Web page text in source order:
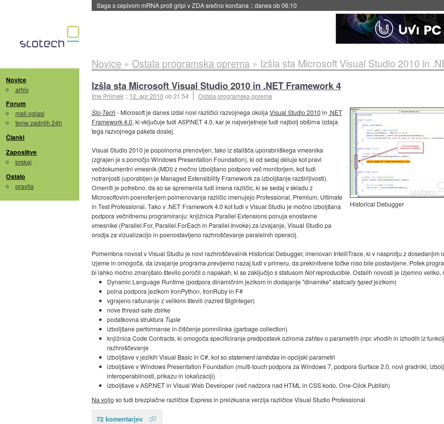
BMW v vozilih začel predvajati reklame::danes ob 06:09
Novice
arhiv
Forum
mali oglasi
teme zadnjih 24h
Članki
Zaposlitve
brskaj
Ostalo
pravila
Novice » Ostala programska oprema» Izšla sta Microsoft Visual Studio 2010 in
Izšla sta Microsoft Visual Studio 2010 in .NET Framework 4
Ime Priimek :: 12. apr 2010ob 21:54 Ostala programska oprema
Historical Debugger
Slo-Tech- Microsoft je danes izdal novi različici razvojnega okolja Visual Studio 2010in .NET
Framework 4.0, ki vključuje tudi ASP.NET 4.0, kar je najverjetneje tudi najbolj obširna izdaja
tega razvojnega paketa doslej.
Visual Studio 2010 je popolnoma prenovljen, tako iz stališča uporabniškega vmesnika
(zgrajen je s pomočjo Windows Presentation Foundation), ki od sedaj deluje kot pravi
večdokumentni vmesnik (MDI) z močno izboljšano podporo več monitorjem, kot tudi
notranjosti (uporabljen je Managed Extensibility Framework za izboljšanje razširljivosti).
Omeniti je potrebno, da so se spremenila tudi imena različic, ki se sedaj v skladu z
Microsoftovim poenotenjem poimenovanja različic imenujejo Professional, Premium, Ultimate
in Test Professional. Tako v .NET Framework 4.0 kot tudi v Visual Studiu je močno izboljšana
podpora večnitnemu programiranju: knjižnica Parallel Extensions ponuja enostavne
vmesnike (Parallel.For, Parallel.ForEach in Parallel.Invoke) za izvajanje, Visual Studio pa
orodja za vizualizacijo in poenostavljeno razhroščevanje paralelnih operacij.
Pomembna novost v Visual Studiu je novi razhroščevalnik Historical Debugger, imenovan IntelliTrace, ki v nasprotju z dosedanjim
izjeme in omogoča, da izvajanje programa previjemonazaj tudi v primeru, da prekinitvene točke niso bile postavljene. Potek
bi lahko močno zmanjšalo število poročil o napakah, ki se zaključijo s statusomNot reproducible. Ostalih novosti je izjemno
Dynamic Language Runtime (podpora dinamičnim jezikom in dodajanje "dinamike"statically typedjezikom)
polna podpora jezikom IronPython, IronRuby in F#
vgrajeno računanje z velikimi števili (razred BigInteger)
nove thread-safe zbirke
podatkovna struktura Tuple
izboljšane performanse in čiščenje pomnilinka (garbage collection)
knjižnica Code Contracts, ki omogoča specificiranje predpostavk oziroma zahtev o parametrih (npr. vhodih in izhodih iz
razhroščevanje
izboljšave v jezikih Visual Basic in C#, kot sostatement lambdasin opcijski parametri
izboljšave v Windows Presentation Foundation (multi-touch podpora za Windows 7, podpora Surface 2.0, novi gradniki,
interoperabilnosti, prikazu in lokalizaciji)
izboljšave v ASP.NET in Visual Web Developer (več nadzora nad HTML in CSS kodo, One-Click Publish)
Na voljoso tudi brezplačne različice Express in preizkusna verzija različice Visual Studio Professional.
72 komentarjev